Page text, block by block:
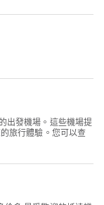
出發機場。這些機場提
旅行體驗。您可以查